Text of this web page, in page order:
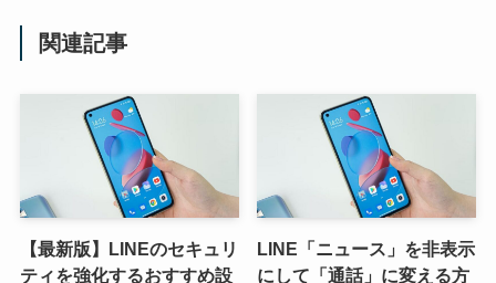
関連記事
【最新版】LINEのセキュリ
ティを強化するおすすめ設
LINE「ニュース」を非表示
にして「通話」に変える方